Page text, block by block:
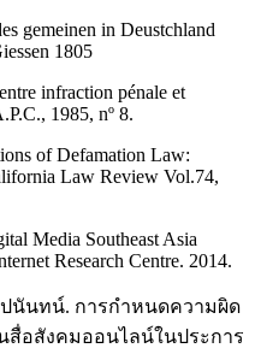
gemeinen in Deustchland
1805
infraction pénale et
1985, nº 8.
of Defamation Law:
Law Review Vol.74,
Media Southeast Asia
Research Centre. 2014.
นันทน์. การกำหนดความผิด
สื่อสังคมออนไลน์ในประการ